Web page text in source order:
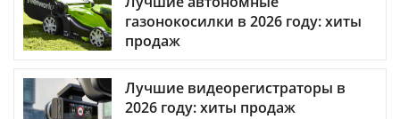
газонокосилки в 2026 году: хиты
продаж
Лучшие видеорегистраторы в
2026 году: хиты продаж